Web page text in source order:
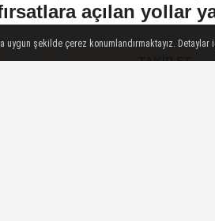
açılan yollar
TAKİP ET
uygun şekilde çerez konumlandırmaktayız. Detaylar